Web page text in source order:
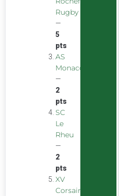
Rugby
—
5
pts
AS
Monaco
—
2
pts
SC
Le
Rheu
—
2
pts
XV
Corsaire